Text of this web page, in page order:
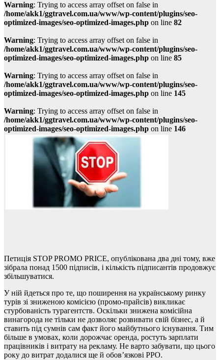
Warning: Trying to access array offset on false in
/home/akk1/ggtravel.com.ua/www/wp-content/plugins/seo-
optimized-images/seo-optimized-images.php on line 82
Warning: Trying to access array offset on false in
/home/akk1/ggtravel.com.ua/www/wp-content/plugins/seo-
optimized-images/seo-optimized-images.php on line 85
Warning: Trying to access array offset on false in
/home/akk1/ggtravel.com.ua/www/wp-content/plugins/seo-
optimized-images/seo-optimized-images.php on line 145
Warning: Trying to access array offset on false in
/home/akk1/ggtravel.com.ua/www/wp-content/plugins/seo-
optimized-images/seo-optimized-images.php on line 146
Петиція STOP PROMO PRICE, опублікована два дні тому, вже
зібрала понад 1500 підписів, і кількість підписантів продовжує
збільшуватися.
У ній йдеться про те, що поширення на українському ринку
турів зі зниженою комісією (промо-прайсів) викликає
стурбованість турагентств. Оскільки знижена комісійна
винагорода не тільки не дозволяє розвивати свій бізнес, а й
ставить під сумнів сам факт його майбутнього існування. Тим
більше в умовах, коли дорожчає оренда, ростуть зарплати
працівників і витрату на рекламу. Не варто забувати, що цього
року до витрат додалися ще й обов’язкові РРО.